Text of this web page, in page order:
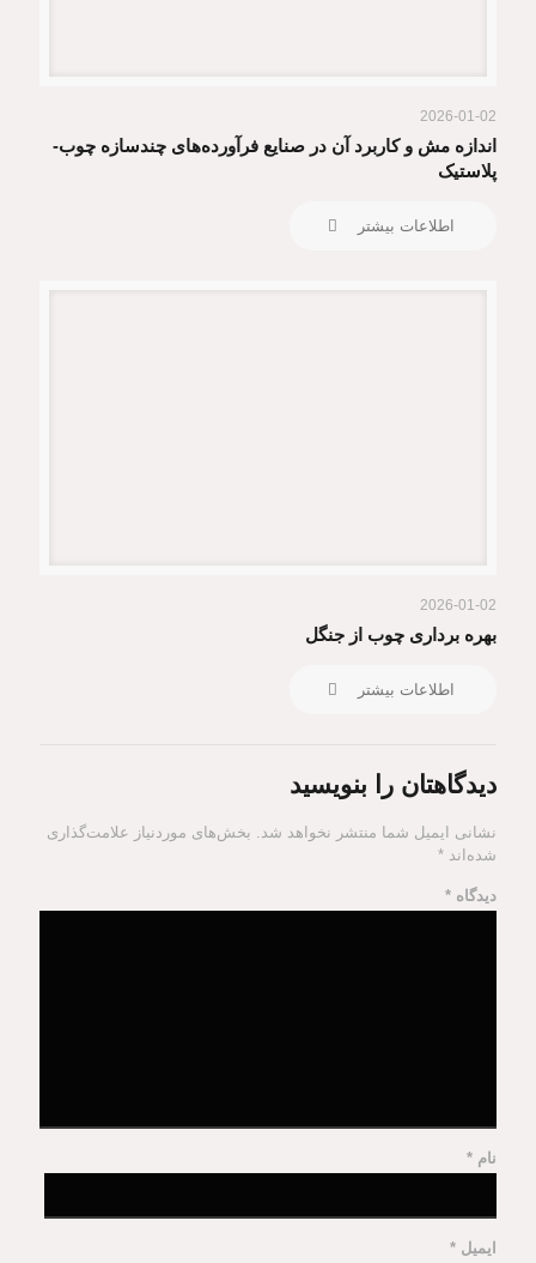
2026-01-02
اندازه مش و کاربرد آن در صنایع فرآورده‌های چندسازه چوب-
پلاستیک
اطلاعات بیشتر
2026-01-02
بهره برداری چوب از جنگل
اطلاعات بیشتر
دیدگاهتان را بنویسید
نشانی ایمیل شما منتشر نخواهد شد.
بخش‌های موردنیاز علامت‌گذاری
شده‌اند *
دیدگاه *
نام *
ایمیل *